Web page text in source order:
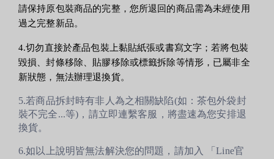
請保持原包裝商品的完整，您所退回的商品需為未經使用
過之完整新品。
4.切勿直接於產品包裝上黏貼紙張或書寫文字；若將包裝
毀損、封條移除、貼膠移除或標籤拆除等情形，已屬非全
新狀態，無法辦理退換貨。
5.若商品拆封時有非人為之相關缺陷(如：茶包外袋封
裝不完全...等)，請立即連繫客服，將盡速為您安排退
換貨。
6.如以上說明皆無法解決您的問題，請加入 「Line官